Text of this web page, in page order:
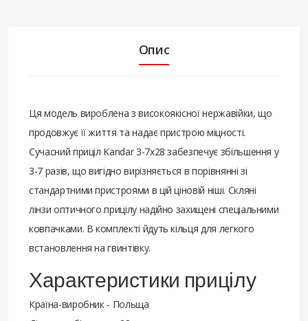
Опис
Ця модель вироблена з високоякісної нержавійки, що
продовжує її життя та надає пристрою міцності.
Сучасний приціл Kandar 3-7x28 забезпечує збільшення у
3-7 разів, що вигідно вирізняється в порівнянні зі
стандартними пристроями в цій ціновій ніші. Скляні
лінзи оптичного прицілу надійно захищені спеціальними
ковпачками. В комплекті йдуть кільця для легкого
встановлення на гвинтівку.
Характеристики прицілу
Країна-виробник - Польща